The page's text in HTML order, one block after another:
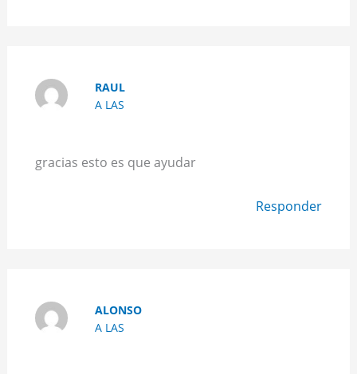
RAUL
A LAS
gracias esto es que ayudar
Responder
ALONSO
A LAS